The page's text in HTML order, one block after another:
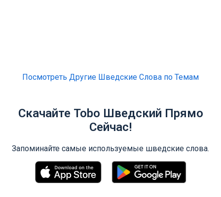
Посмотреть Другие Шведские Слова по Темам
Скачайте Tobo Шведский Прямо
Сейчас!
Запоминайте самые используемые шведские слова.